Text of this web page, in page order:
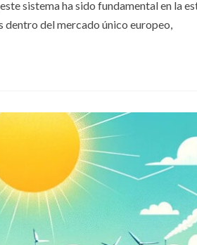
sistema ha sido fundamental en la
del mercado único europeo,